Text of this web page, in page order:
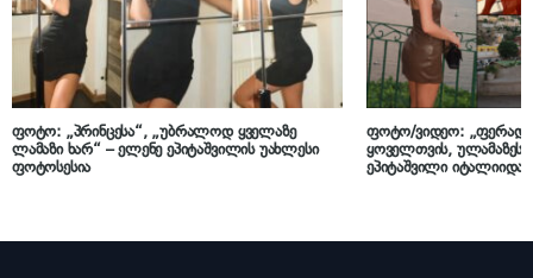
ფოტო: „პრინცესა“, „უბრალოდ ყველაზე
ლამაზი ხარ“ – ელენე ეპიტაშვილის უახლესი
ფოტოსესია
ფოტო/ვიდეო:
ყოველთვის,
ეპიტაშვილი იტალიიდან